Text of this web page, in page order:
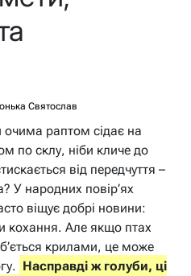
Святослав
очима раптом сідає на
по склу, ніби кличе до
від передчуття –
У народних повір’ях
віщує добрі новини:
кохання. Але якщо птах
крилами, це може
Насправді ж голуби, ці